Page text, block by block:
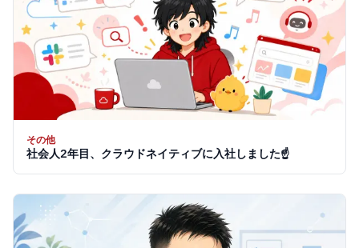
その他
社会人2年目、クラウドネイティブに入社しました☝️